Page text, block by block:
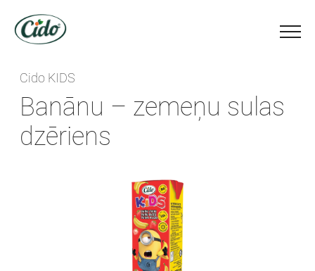
Cido KIDS
Banānu – zemeņu sulas
dzēriens